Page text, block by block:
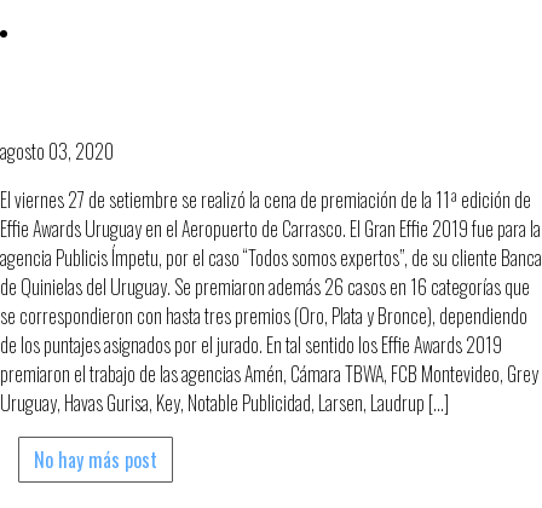
agosto 03, 2020
El viernes 27 de setiembre se realizó la cena de premiación de la 11ª edición de
Effie Awards Uruguay en el Aeropuerto de Carrasco. El Gran Effie 2019 fue para la
agencia Publicis Ímpetu, por el caso “Todos somos expertos”, de su cliente Banca
de Quinielas del Uruguay. Se premiaron además 26 casos en 16 categorías que
se correspondieron con hasta tres premios (Oro, Plata y Bronce), dependiendo
de los puntajes asignados por el jurado. En tal sentido los Effie Awards 2019
premiaron el trabajo de las agencias Amén, Cámara TBWA, FCB Montevideo, Grey
Uruguay, Havas Gurisa, Key, Notable Publicidad, Larsen, Laudrup […]
No hay más post